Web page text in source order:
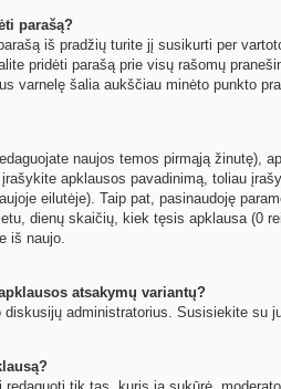
parašą?
iš pradžių turite jį susikurti per
pridėti parašą prie visų rašomų
varnelę šalia aukščiau minėto punkto
naujos temos pirmąją žinutę),
apklausos pavadinimą, toliau
eilutėje). Taip pat, pasinaudoję
dienų skaičių, kiek tęsis apklausa (0
iš naujo.
atsakymų variantų?
administratorius. Susisiekite su